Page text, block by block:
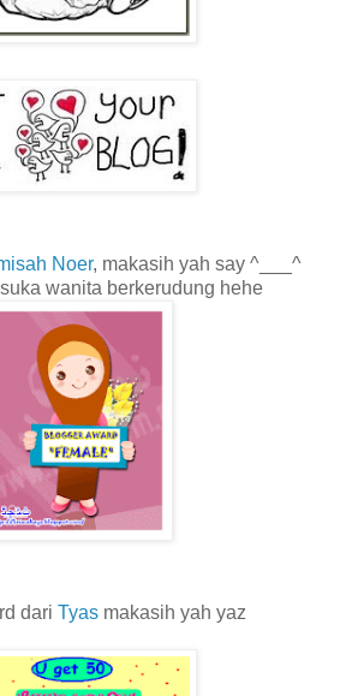
Noer, makasih yah say ^___^
wanita berkerudung hehe
dari Tyas makasih yah yaz